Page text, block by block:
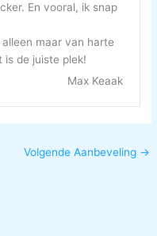
En vooral, ik snap
maar van harte
is de juiste plek!
Max Keaak
Volgende Aanbeveling →